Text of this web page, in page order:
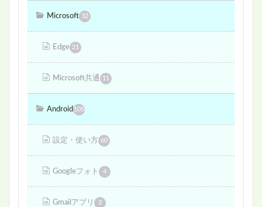
Microsoft 32
Edge 21
Microsoft共通 11
Android 105
設定・使い方 60
Googleフォト 4
Gmailアプリ 3